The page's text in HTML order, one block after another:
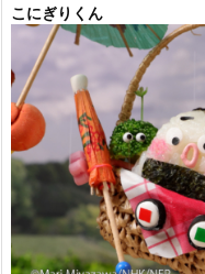
こにぎりくん